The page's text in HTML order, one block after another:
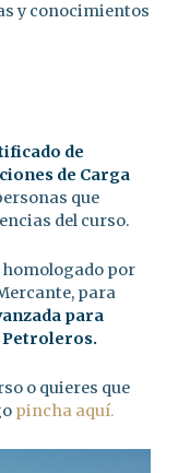
y conocimientos
de
de Carga
que
del curso.
homologado por
para
para
Petroleros.
o quieres que
pincha aquí.